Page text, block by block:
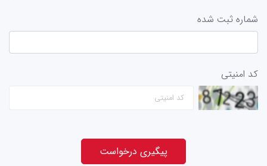
شماره ثبت شده
کد امنیتی
پیگیری درخواست